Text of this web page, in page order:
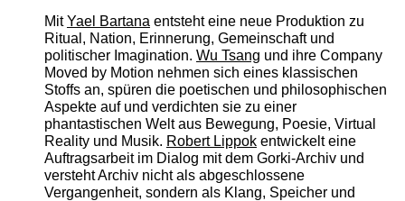
MitYael Bartanaentsteht eine neue Produktion zu
Ritual, Nation, Erinnerung, Gemeinschaft und
politischer Imagination. Wu Tsang und ihre Company
Moved by Motion nehmen sich eines klassischen
Stoffs an, spüren die poetischen und philosophischen
Aspekte auf und verdichten sie zu einer
phantastischen Welt aus Bewegung, Poesie, Virtual
Reality und Musik. Robert Lippokentwickelt eine
Auftragsarbeit im Dialog mit dem Gorki-Archiv und
versteht Archiv nicht als abgeschlossene
Vergangenheit, sondern als Klang, Speicher und